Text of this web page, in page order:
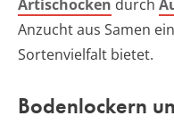
Artischocken durch
Anzucht aus Samen
Sortenvielfalt bietet.
Bodenlockern